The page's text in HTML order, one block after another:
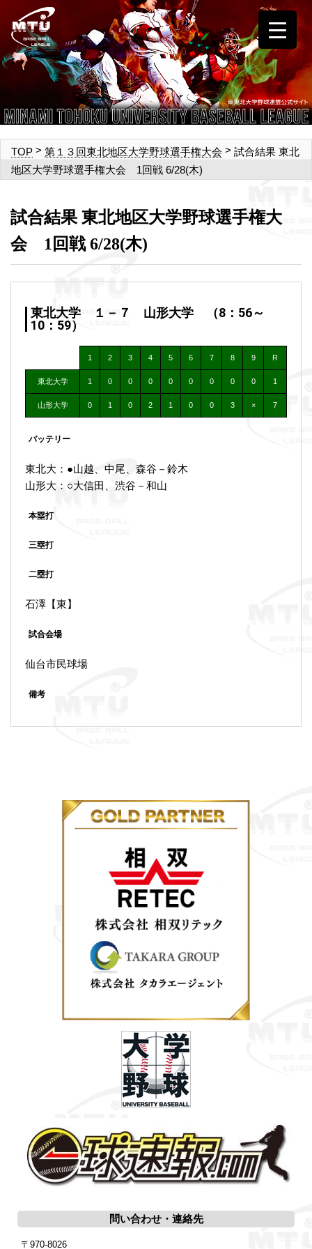
TOP > 第１３回東北地区大学野球選手権大会 > 試合結果 東北
地区大学野球選手権大会 1回戦 6/28(木)
試合結果 東北地区大学野球選手権大
会 1回戦 6/28(木)
東北大学 １－７ 山形大学 （8：56～
10：59）
1 2 3 4 5 6 7 8 9 R
東北大学 1 0 0 0 0 0 0 0 0 1
山形大学 0 1 0 2 1 0 0 3 × 7
バッテリー
東北大：●山越、中尾、森谷－鈴木
山形大：○大信田、渋谷－和山
本塁打
三塁打
二塁打
石澤【東】
試合会場
仙台市民球場
備考
問い合わせ・連絡先
〒970-8026